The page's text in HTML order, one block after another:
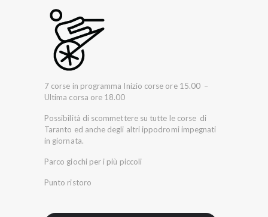
7 corse in programma Inizio corse ore 15.00 –
Ultima corsa ore 18.00
Possibilità di scommettere su tutte le corse di
Taranto ed anche degli altri ippodromi impegnati
in giornata.
Parco giochi per i più piccoli
Punto ristoro